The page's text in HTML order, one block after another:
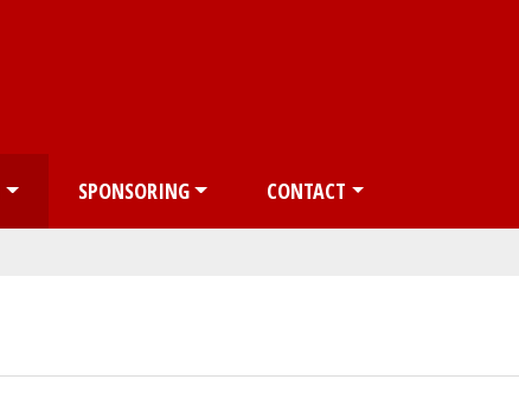
SPONSORING CONTACT